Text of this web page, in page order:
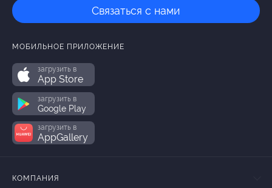
Связаться с нами
МОБИЛЬНОЕ ПРИЛОЖЕНИЕ
загрузить в
App Store
загрузить в
Google Play
загрузить в
AppGallery
КОМПАНИЯ